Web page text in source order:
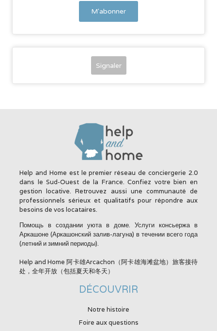
Signaler
Help and Home est le premier réseau de conciergerie 2.0
dans le Sud-Ouest de la France. Confiez votre bien en
gestion locative. Retrouvez aussi une communauté de
professionnels sérieux et qualitatifs pour répondre aux
besoins de vos locataires.
Помощь в создании уюта в доме. Услуги консьержа в
Аркашоне (Аркашонский залив-лагуна) в течении всего года
(летний и зимний периоды).
Help and Home 阿卡雄Arcachon（阿卡雄海滩盆地）旅客接待
处，全年开放（包括夏天和冬天）
DÉCOUVRIR
Notre histoire
Foire aux questions